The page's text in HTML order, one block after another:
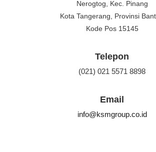
Nerogtog, Kec. Pinang
Kota Tangerang, Provinsi
Kode Pos 15145
Telepon
(021) 021 5571 8898
Email
info@ksmgroup.co.id